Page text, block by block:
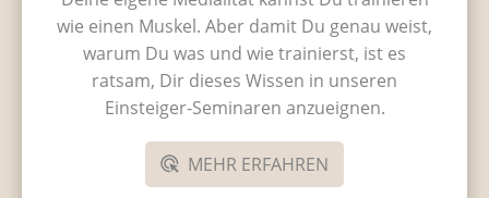
wie einen Muskel. Aber damit Du genau weist,
warum Du was und wie trainierst, ist es
ratsam, Dir dieses Wissen in unseren
Einsteiger-Seminaren anzueignen.
MEHR ERFAHREN